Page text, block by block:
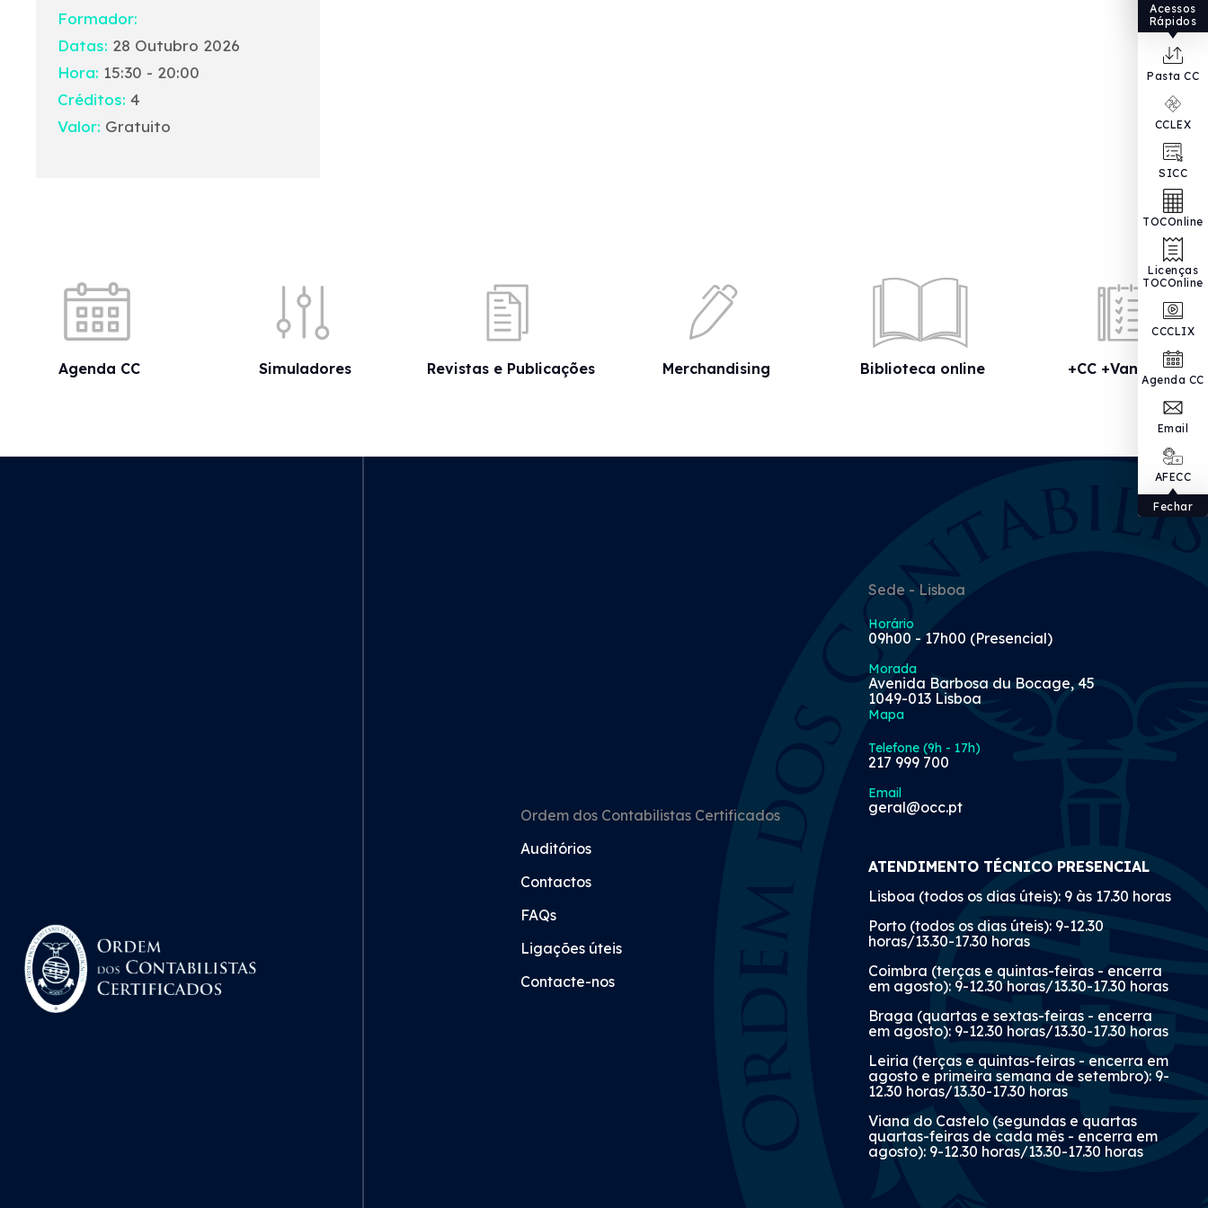
Acessos
Rápidos
Pasta CC
CCLEX
SICC
TOCOnline
Licenças
TOCOnline
CCCLIX
Agenda CC
Email
AFECC
Fechar
Formador:
Datas: 28 Outubro 2026
Hora: 15:30 - 20:00
Créditos: 4
Valor: Gratuito
Agenda CC Simuladores Revistas e Publicações Merchandising Biblioteca online +CC +Vantagens
Ordem dos Contabilistas Certificados
Auditórios
Contactos
FAQs
Ligações úteis
Contacte-nos
Sede - Lisboa
Horário
09h00 - 17h00 (Presencial)
Morada
Avenida Barbosa du Bocage, 45
1049-013 Lisboa
Mapa
Telefone (9h - 17h)
217 999 700
Email
geral@occ.pt
ATENDIMENTO TÉCNICO PRESENCIAL
Lisboa (todos os dias úteis): 9 às 17.30 horas
Porto (todos os dias úteis): 9-12.30
horas/13.30-17.30 horas
Coimbra (terças e quintas-feiras - encerra
em agosto): 9-12.30 horas/13.30-17.30 horas
Braga (quartas e sextas-feiras - encerra
em agosto): 9-12.30 horas/13.30-17.30 horas
Leiria (terças e quintas-feiras - encerra em
agosto e primeira semana de setembro): 9-
12.30 horas/13.30-17.30 horas
Viana do Castelo (segundas e quartas
quartas-feiras de cada mês - encerra em
agosto): 9-12.30 horas/13.30-17.30 horas